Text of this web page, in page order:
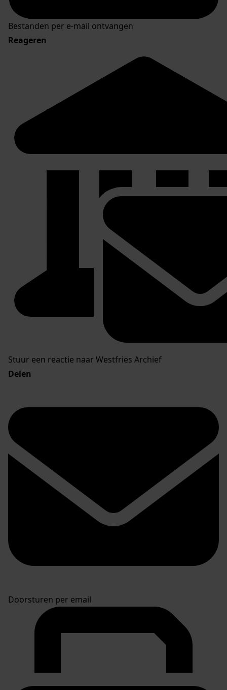
Bestanden per e-mail ontvangen
Reageren
Stuur een reactie naar Westfries Archief
Delen
Doorsturen per email